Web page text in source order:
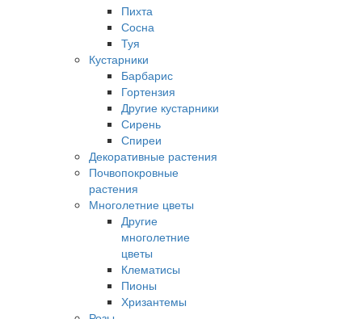
Пихта
Сосна
Туя
Кустарники
Барбарис
Гортензия
Другие кустарники
Сирень
Спиреи
Декоративные растения
Почвопокровные
растения
Многолетние цветы
Другие
многолетние
цветы
Клематисы
Пионы
Хризантемы